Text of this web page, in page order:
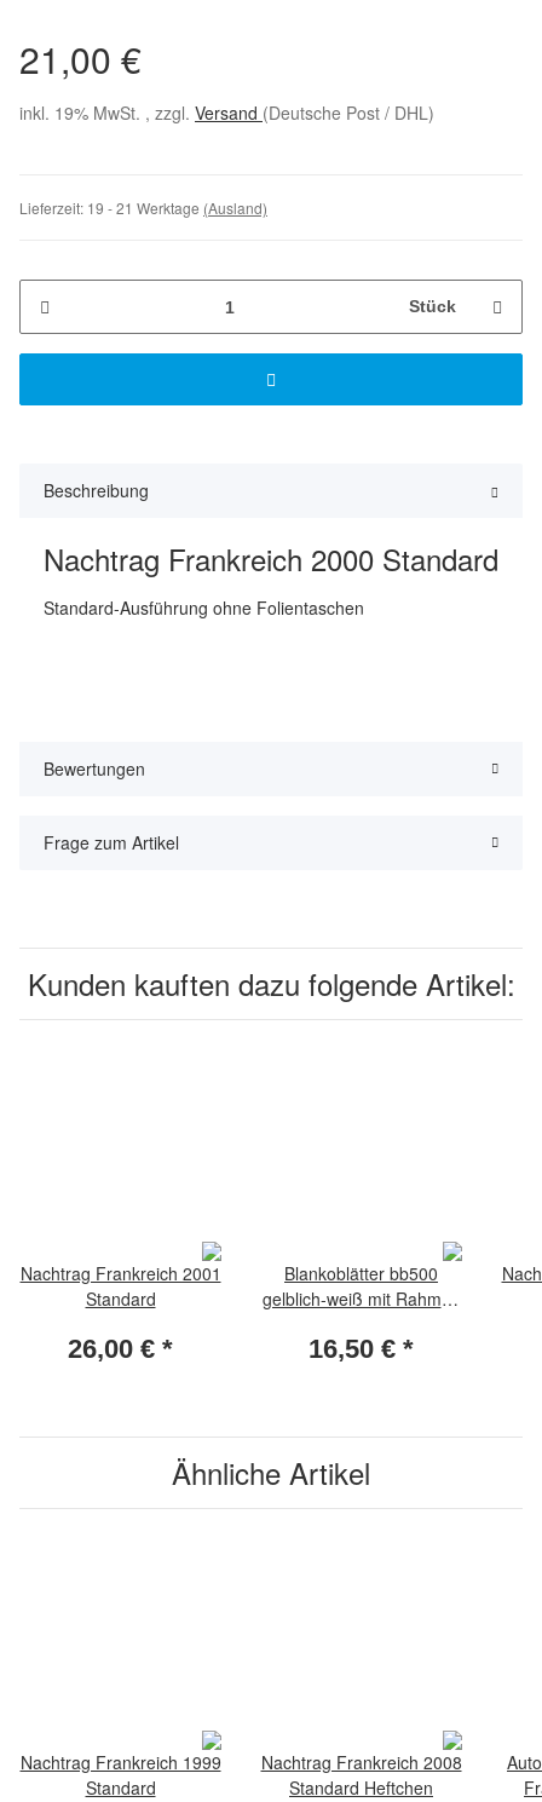
21,00 €
inkl. 19% MwSt. , zzgl. Versand (Deutsche Post / DHL)
Lieferzeit: 19 - 21 Werktage (Ausland)
Stück
Beschreibung
Nachtrag Frankreich 2000 Standard
Standard-Ausführung ohne Folientaschen
Bewertungen
Frage zum Artikel
Kunden kauften dazu folgende Artikel:
Nachtrag Frankreich 2001
Standard
26,00 € *
Blankoblätter bb500
gelblich-weiß mit Rahmen
16,50 € *
Ähnliche Artikel
Nachtrag Frankreich 1999
Standard
Nachtrag Frankreich 2008
Standard Heftchen